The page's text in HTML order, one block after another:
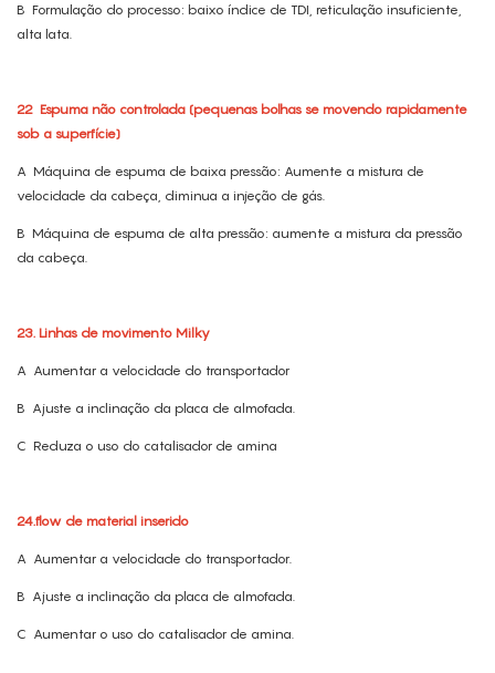
B Formulação do processo: baixo índice de TDI, reticulação insuficiente,
alta lata.
22 Espuma não controlada (pequenas bolhas se movendo rapidamente
sob a superfície)
A Máquina de espuma de baixa pressão: Aumente a mistura de
velocidade da cabeça, diminua a injeção de gás.
B Máquina de espuma de alta pressão: aumente a mistura da pressão
da cabeça.
23. Linhas de movimento Milky
A Aumentar a velocidade do transportador
B Ajuste a inclinação da placa de almofada.
C Reduza o uso do catalisador de amina
24.flow de material inserido
A Aumentar a velocidade do transportador.
B Ajuste a inclinação da placa de almofada.
C Aumentar o uso do catalisador de amina.